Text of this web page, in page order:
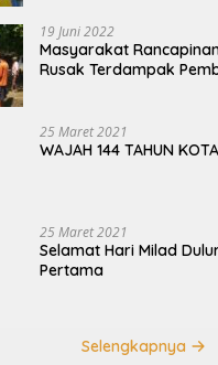
19 Juni 2022
Masyarakat
Rusak Terdampak
25 Maret 2021
WAJAH 144 TAHUN
25 Maret 2021
Selamat Hari Milad
Pertama
Selengkapnya